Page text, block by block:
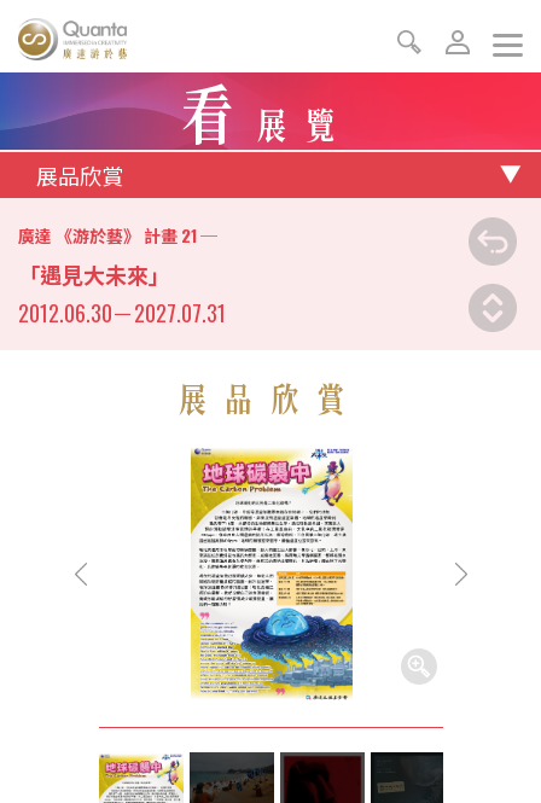
看 展覽
展品欣賞
廣達 《游於藝》 計畫 21─
「遇見大未來」
2012.06.30－2027.07.31
展品欣賞